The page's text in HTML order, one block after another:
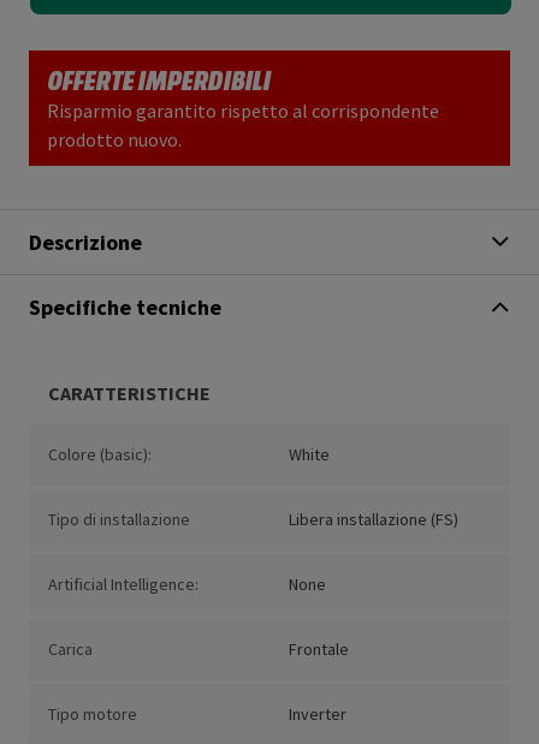
OFFERTE IMPERDIBILI
Risparmio garantito rispetto al corrispondente
prodotto nuovo.
Descrizione
Specifiche tecniche
CARATTERISTICHE
Colore (basic): White
Tipo di installazione Libera installazione (FS)
Artificial Intelligence: None
Carica Frontale
Tipo motore Inverter